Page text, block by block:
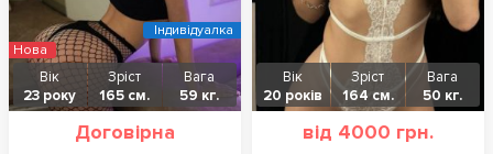
Вік
23 року
Зріст
165 см.
Вага
59 кг.
Договірна
Нова
Індивідуалка
Вік
20 років
Зріст
164 см.
Вага
50 кг.
від 4000 грн.